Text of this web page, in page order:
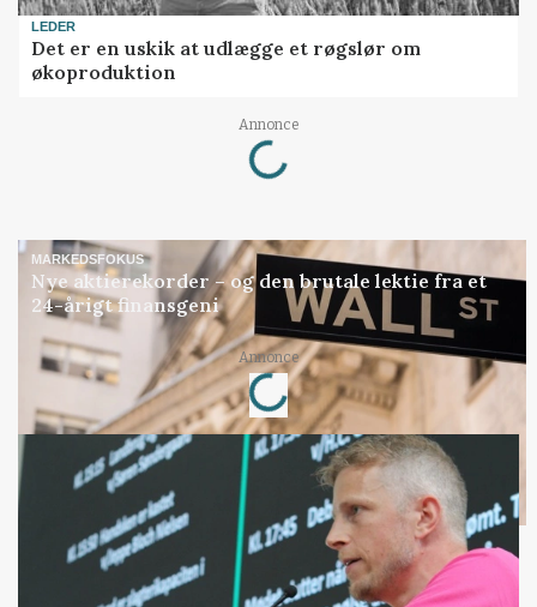
LEDER
Det er en uskik at udlægge et røgslør om
økoproduktion
Annonce
Loading...
MARKEDSFOKUS
Nye aktierekorder – og den brutale lektie fra et
24-årigt finansgeni
Annonce
Loading...